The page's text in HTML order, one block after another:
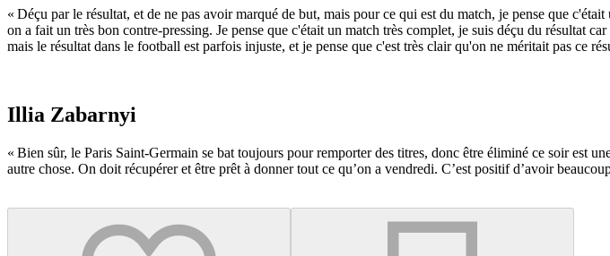
« Déçu par le résultat, et de ne pas avoir marqué de but, mais pour ce qui est du match, je pense que
on a fait un très bon contre-pressing. Je pense que c'était un match très complet, je suis déçu du résultat
mais le résultat dans le football est parfois injuste, et je pense que c'est très clair qu'on ne méritait pas ce
Illia Zabarnyi
« Bien sûr, le Paris Saint-Germain se bat toujours pour remporter des titres, donc être éliminé ce soir est
autre chose. On doit récupérer et être prêt à donner tout ce qu’on a vendredi. C’est positif d’avoir